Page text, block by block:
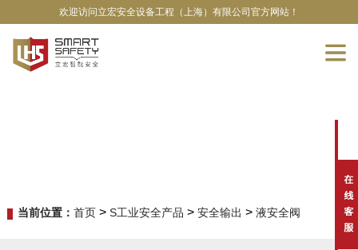
欢迎访问立宏安全设备工程（上海）有限公司官方网站！
当前位置：首页 >S工业安全产品 >安全输出 >液安全阀